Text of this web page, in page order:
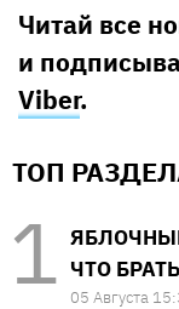
Читай все
и
Viber.
ТОП
ЧТО
05 Августа